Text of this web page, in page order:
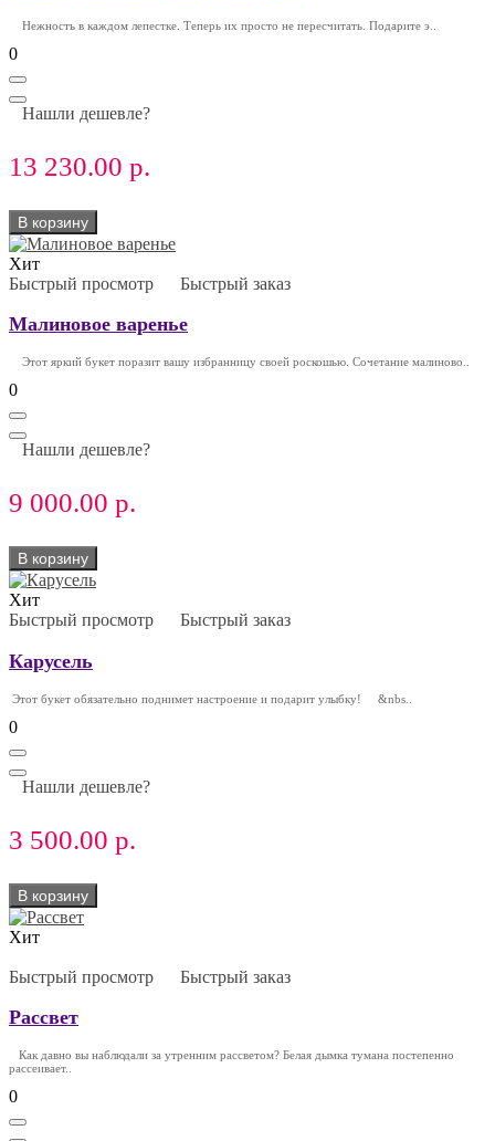
Нежность в каждом лепестке. Теперь их просто не пересчитать. Подарите э..
0
Нашли дешевле?
13 230.00 р.
В корзину
Хит
Быстрый просмотр
Быстрый заказ
Малиновое варенье
Этот яркий букет поразит вашу избранницу своей роскошью. Сочетание малиново..
0
Нашли дешевле?
9 000.00 р.
В корзину
Хит
Быстрый просмотр
Быстрый заказ
Карусель
Этот букет обязательно поднимет настроение и подарит улыбку! &nbs..
0
Нашли дешевле?
3 500.00 р.
В корзину
Хит
Быстрый просмотр Быстрый заказ
Рассвет
Как давно вы наблюдали за утренним рассветом? Белая дымка тумана постепенно
рассеивает..
0